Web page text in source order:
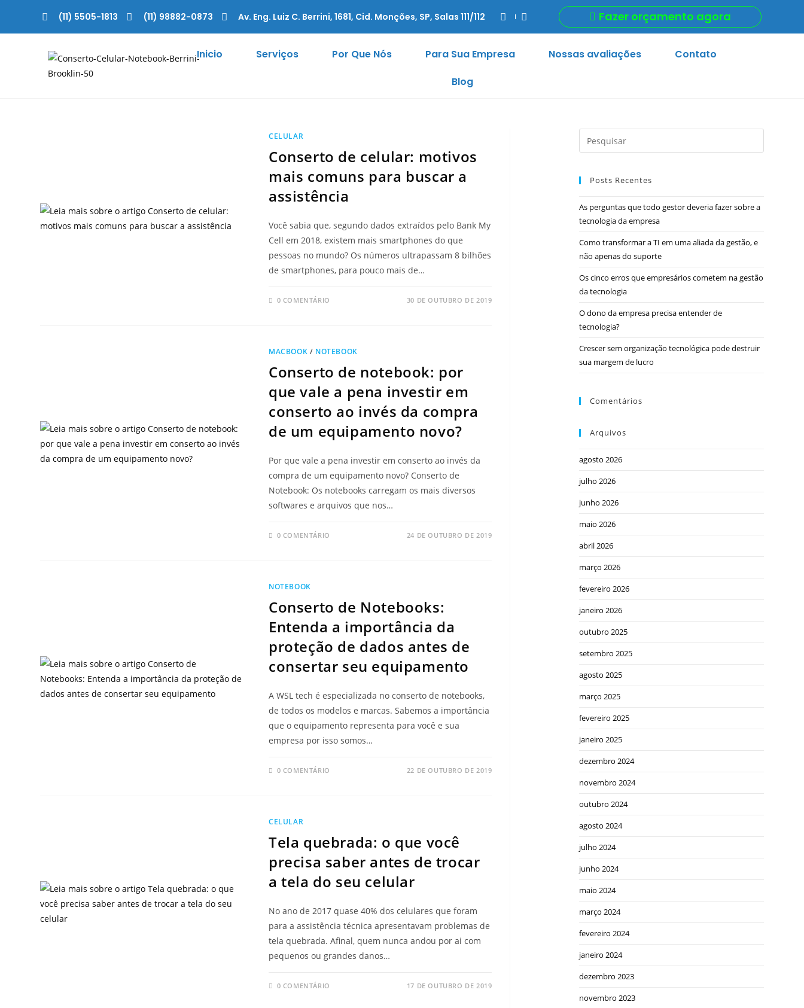
(11) 5505-1813 (11) 98882-0873 Av. Eng. Luiz C. Berrini, 1681, Cid. Monções, SP, Salas 111/112 Fazer orçamento agora
Inicio Serviços Por Que Nós Para Sua Empresa Nossas avaliações
Contato
Blog
CELULAR
Conserto de celular: motivos
mais comuns para buscar a
assistência
Você sabia que, segundo dados extraídos pelo Bank My
Cell em 2018, existem mais smartphones do que
pessoas no mundo? Os números ultrapassam 8 bilhões
de smartphones, para pouco mais de…
0 COMENTÁRIO 30 DE OUTUBRO DE 2019
MACBOOK / NOTEBOOK
Conserto de notebook: por
que vale a pena investir em
conserto ao invés da compra
de um equipamento novo?
Por que vale a pena investir em conserto ao invés da
compra de um equipamento novo? Conserto de
Notebook: Os notebooks carregam os mais diversos
softwares e arquivos que nos…
0 COMENTÁRIO 24 DE OUTUBRO DE 2019
NOTEBOOK
Conserto de Notebooks:
Entenda a importância da
proteção de dados antes de
consertar seu equipamento
A WSL tech é especializada no conserto de notebooks,
de todos os modelos e marcas. Sabemos a importância
que o equipamento representa para você e sua
empresa por isso somos…
0 COMENTÁRIO 22 DE OUTUBRO DE 2019
CELULAR
Tela quebrada: o que você
precisa saber antes de trocar
a tela do seu celular
No ano de 2017 quase 40% dos celulares que foram
para a assistência técnica apresentavam problemas de
tela quebrada. Afinal, quem nunca andou por ai com
pequenos ou grandes danos…
0 COMENTÁRIO 17 DE OUTUBRO DE 2019
Posts Recentes
As perguntas que todo gestor deveria fazer sobre a
tecnologia da empresa
Como transformar a TI em uma aliada da gestão, e
não apenas do suporte
Os cinco erros que empresários cometem na gestão
da tecnologia
O dono da empresa precisa entender de
tecnologia?
Crescer sem organização tecnológica pode destruir
sua margem de lucro
Comentários
Arquivos
agosto 2026
julho 2026
junho 2026
maio 2026
abril 2026
março 2026
fevereiro 2026
janeiro 2026
outubro 2025
setembro 2025
agosto 2025
março 2025
fevereiro 2025
janeiro 2025
dezembro 2024
novembro 2024
outubro 2024
agosto 2024
julho 2024
junho 2024
maio 2024
março 2024
fevereiro 2024
janeiro 2024
dezembro 2023
novembro 2023